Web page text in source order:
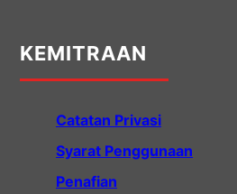
KEMITRAAN
Catatan Privasi
Syarat Penggunaan
Penafian